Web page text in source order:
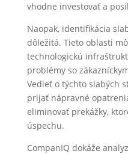
vhodne investovať a
Naopak, identifikácia
dôležitá. Tieto oblasti
technologickú
problémy so
Vedieť o týchto slabých
prijať nápravné
eliminovať prekážky,
úspechu.
CompanIQ dokáže